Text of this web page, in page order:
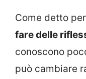
Come detto
fare delle
conoscono
può cambiare